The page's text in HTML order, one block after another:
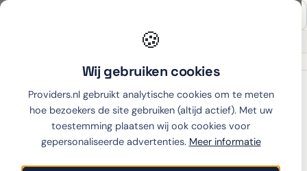
🍪
Wij gebruiken cookies
Providers.nl gebruikt analytische cookies om te meten
hoe bezoekers de site gebruiken (altijd actief). Met uw
toestemming plaatsen wij ook cookies voor
gepersonaliseerde advertenties. Meer informatie
Thuiswinkel partner
Galaxy S25 Edge› Lebara
Samsung Galaxy S25 Edge